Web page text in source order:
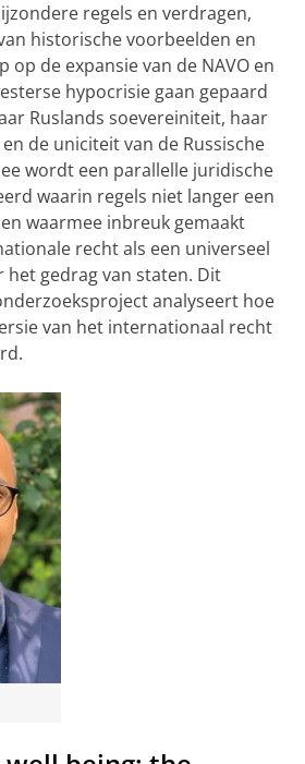
regels en verdragen,
historische voorbeelden en
op de expansie van de NAVO en
hypocrisie gaan gepaard
Ruslands soevereiniteit, haar
de uniciteit van de Russische
wordt een parallelle juridische
waarin regels niet langer een
waarmee inbreuk gemaakt
recht als een universeel
gedrag van staten. Dit
analyseert hoe
van het internationaal recht